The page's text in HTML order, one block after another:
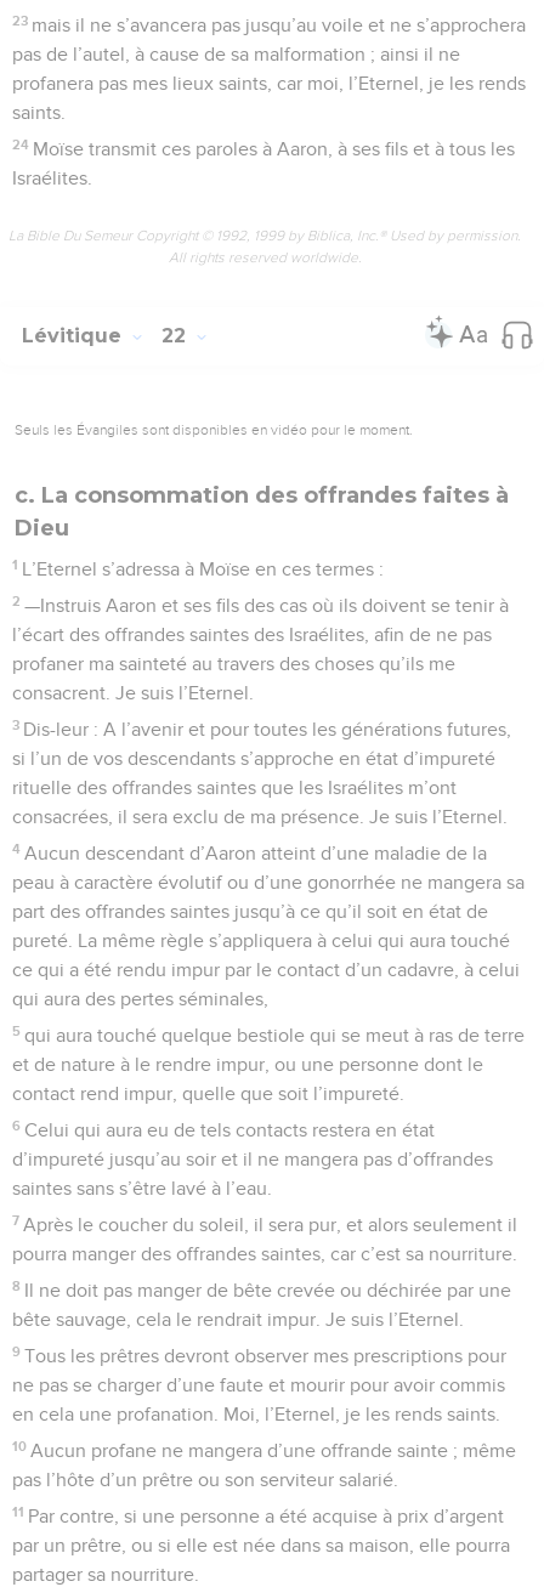
23 mais il ne s’avancera pas jusqu’au voile et ne s’approchera
pas de l’autel, à cause de sa malformation ; ainsi il ne
profanera pas mes lieux saints, car moi, l’Eternel, je les rends
saints.
24 Moïse transmit ces paroles à Aaron, à ses fils et à tous les
Israélites.
La Bible Du Semeur Copyright © 1992, 1999 by Biblica, Inc.® Used by permission.
All rights reserved worldwide.
Lévitique 22
Seuls les Évangiles sont disponibles en vidéo pour le moment.
c. La consommation des offrandes faites à
Dieu
1 L’Eternel s’adressa à Moïse en ces termes :
2 —Instruis Aaron et ses fils des cas où ils doivent se tenir à
l’écart des offrandes saintes des Israélites, afin de ne pas
profaner ma sainteté au travers des choses qu’ils me
consacrent. Je suis l’Eternel.
3 Dis-leur : A l’avenir et pour toutes les générations futures,
si l’un de vos descendants s’approche en état d’impureté
rituelle des offrandes saintes que les Israélites m’ont
consacrées, il sera exclu de ma présence. Je suis l’Eternel.
4 Aucun descendant d’Aaron atteint d’une maladie de la
peau à caractère évolutif ou d’une gonorrhée ne mangera sa
part des offrandes saintes jusqu’à ce qu’il soit en état de
pureté. La même règle s’appliquera à celui qui aura touché
ce qui a été rendu impur par le contact d’un cadavre, à celui
qui aura des pertes séminales,
5 qui aura touché quelque bestiole qui se meut à ras de terre
et de nature à le rendre impur, ou une personne dont le
contact rend impur, quelle que soit l’impureté.
6 Celui qui aura eu de tels contacts restera en état
d’impureté jusqu’au soir et il ne mangera pas d’offrandes
saintes sans s’être lavé à l’eau.
7 Après le coucher du soleil, il sera pur, et alors seulement il
pourra manger des offrandes saintes, car c’est sa nourriture.
8 Il ne doit pas manger de bête crevée ou déchirée par une
bête sauvage, cela le rendrait impur. Je suis l’Eternel.
9 Tous les prêtres devront observer mes prescriptions pour
ne pas se charger d’une faute et mourir pour avoir commis
en cela une profanation. Moi, l’Eternel, je les rends saints.
10 Aucun profane ne mangera d’une offrande sainte ; même
pas l’hôte d’un prêtre ou son serviteur salarié.
11 Par contre, si une personne a été acquise à prix d’argent
par un prêtre, ou si elle est née dans sa maison, elle pourra
partager sa nourriture.